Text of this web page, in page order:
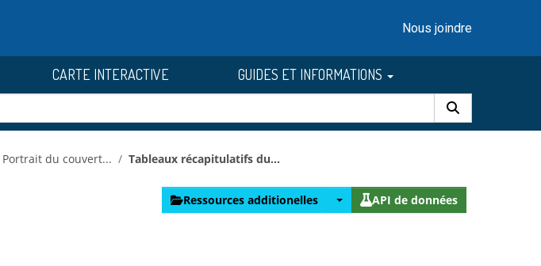
Nous joindre
CARTE INTERACTIVE GUIDES ET INFORMATIONS
Portrait du couvert... Tableaux récapitulatifs du...
Ressources additionelles API de données